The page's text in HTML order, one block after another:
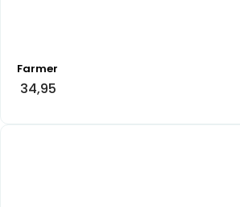
Farmer
34,95